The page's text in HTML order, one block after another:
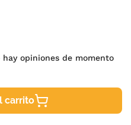
hay opiniones de momento
carrito